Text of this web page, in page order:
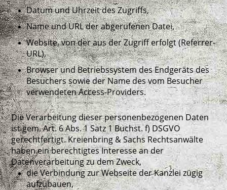
Datum und Uhrzeit des Zugriffs,
Name und URL der abgerufenen Datei,
Website, von der aus der Zugriff erfolgt (Referrer-
URL),
Browser und Betriebssystem des Endgeräts des
Besuchers sowie der Name des vom Besucher
verwendeten Access-Providers.
Die Verarbeitung dieser personenbezogenen Daten
ist gem. Art. 6 Abs. 1 Satz 1 Buchst. f) DSGVO
gerechtfertigt. Kreienbring & Sachs Rechtsanwälte
haben ein berechtigtes Interesse an der
Datenverarbeitung zu dem Zweck,
die Verbindung zur Webseite der Kanzlei zügig
aufzubauen,